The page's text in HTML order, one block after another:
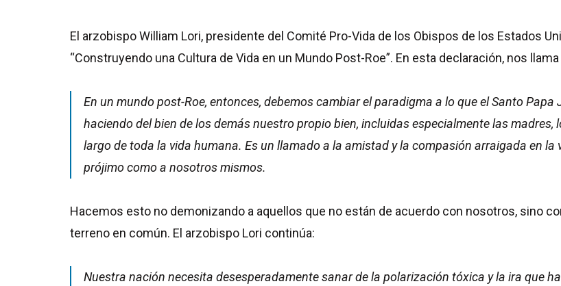
El arzobispo William Lori, presidente del Comité Pro-Vida de los Obispos de los Estados
“Construyendo una Cultura de Vida en un Mundo Post-Roe”. En esta declaración, nos
En un mundo post-Roe, entonces, debemos cambiar el paradigma a lo que el Santo
haciendo del bien de los demás nuestro propio bien, incluidas especialmente las
largo de toda la vida humana. Es un llamado a la amistad y la compasión arraigada en
prójimo como a nosotros mismos.
Hacemos esto no demonizando a aquellos que no están de acuerdo con nosotros, sino
terreno en común. El arzobispo Lori continúa:
Nuestra nación necesita desesperadamente sanar de la polarización tóxica y la ira que